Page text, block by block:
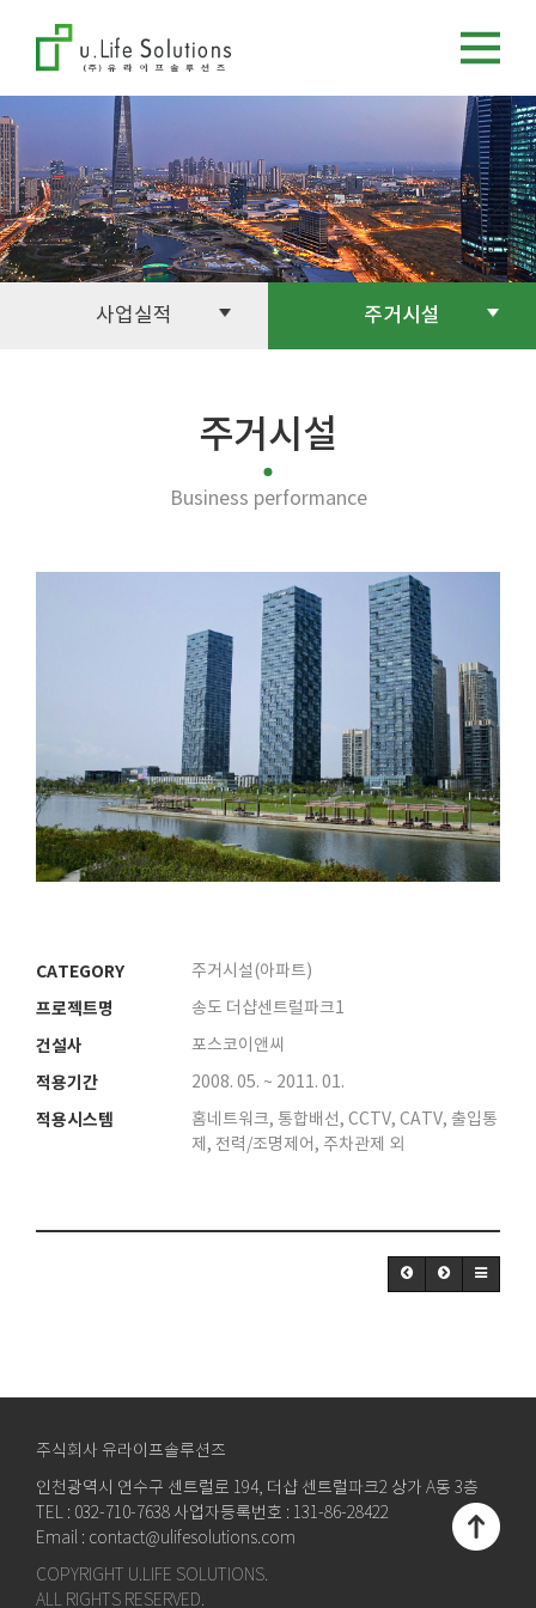
사업실적 주거시설
주거시설
Business performance
CATEGORY 주거시설(아파트)
프로젝트명 송도 더샵센트럴파크1
건설사 포스코이앤씨
적용기간 2008. 05. ~ 2011. 01.
적용시스템
홈네트워크, 통합배선, CCTV, CATV, 출입통
제, 전력/조명제어, 주차관제 외
주식회사 유라이프솔루션즈
인천광역시 연수구 센트럴로 194, 더샵 센트럴파크2 상가 A동 3층
TEL : 032-710-7638 사업자등록번호 : 131-86-28422
Email : contact@ulifesolutions.com
COPYRIGHT U.LIFE SOLUTIONS.
ALL RIGHTS RESERVED.